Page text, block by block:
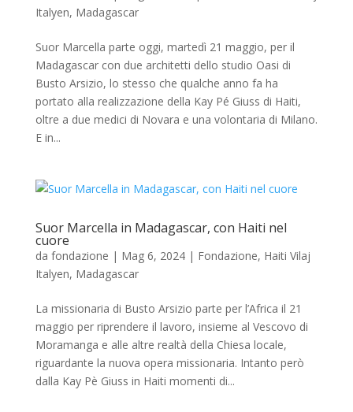
Italyen, Madagascar
Suor Marcella parte oggi, martedì 21 maggio, per il
Madagascar con due architetti dello studio Oasi di
Busto Arsizio, lo stesso che qualche anno fa ha
portato alla realizzazione della Kay Pé Giuss di Haiti,
oltre a due medici di Novara e una volontaria di Milano.
E in...
Suor Marcella in Madagascar, con Haiti nel
cuore
da fondazione | Mag 6, 2024| Fondazione, Haiti Vilaj
Italyen, Madagascar
La missionaria di Busto Arsizio parte per l’Africa il 21
maggio per riprendere il lavoro, insieme al Vescovo di
Moramanga e alle altre realtà della Chiesa locale,
riguardante la nuova opera missionaria. Intanto però
dalla Kay Pè Giuss in Haiti momenti di...